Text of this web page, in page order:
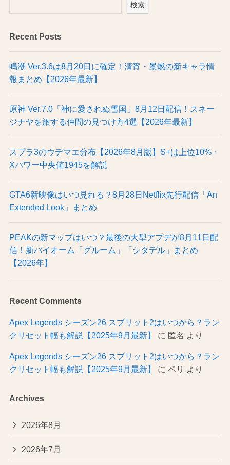
検索
Recent Posts
鳴潮 Ver.3.6は8月20日に確定！清宵・景燃の新キャラ情
報まとめ【2026年最新】
原神 Ver.7.0「神に愛されぬ雪国」8月12日配信！スネー
ジナヤを旅する仲間の見つけ方4選【2026年最新】
スプラ3のウデマエ分布【2026年8月版】S+は上位10%・
Xパワー中央値1945を解説
GTA6新映像はいつ見れる？8月28日Netflix先行配信「An
Extended Look」まとめ
PEAKの新マップはいつ？最後の大型アプデが8月11日配
信！新バイオーム「グルーム」「シタデル」まとめ
【2026年】
Recent Comments
Apex Legends シーズン26 スプリット2はいつから？ラン
クリセット幅も解説【2025年9月最新】
に 匿名 より
Apex Legends シーズン26 スプリット2はいつから？ラン
クリセット幅も解説【2025年9月最新】
に ペリ より
Archives
2026年8月
2026年7月